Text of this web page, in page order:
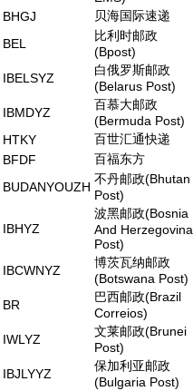
BHGJ
贝海国际速递
BEL
比利时邮政
(Bpost)
IBELSYZ
白俄罗斯邮政
(Belarus Post)
IBMDYZ
百慕大邮政
(Bermuda Post)
HTKY
百世汇通快递
BFDF
百福东方
BUDANYOUZH
不丹邮政(Bhutan
Post)
IBHYZ
波黑邮政(Bosnia
And Herzegovina
Post)
IBCWNYZ
博茨瓦纳邮政
(Botswana Post)
BR
巴西邮政(Brazil
Correios)
IWLYZ
文莱邮政(Brunei
Post)
IBJLYYZ
保加利亚邮政
(Bulgaria Post)